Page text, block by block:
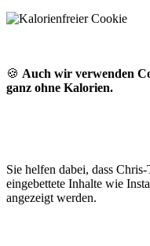
🍪 Auch wir verwenden
ganz ohne Kalorien.
Sie helfen dabei, dass
eingebettete Inhalte wie
angezeigt werden.